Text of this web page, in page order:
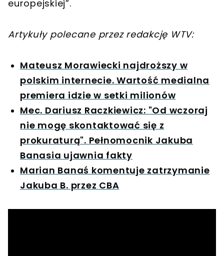
europejskiej”.
Artykuły polecane przez redakcję WTV:
Mateusz Morawiecki najdroższy w
polskim internecie. Wartość medialna
premiera idzie w setki milionów
Mec. Dariusz Raczkiewicz: "Od wczoraj
nie mogę skontaktować się z
prokuraturą". Pełnomocnik Jakuba
Banasia ujawnia fakty
Marian Banaś komentuje zatrzymanie
Jakuba B. przez CBA